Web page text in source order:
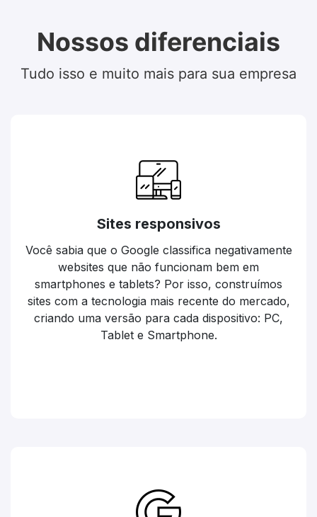
Nossos diferenciais
Tudo isso e muito mais para sua empresa
Sites responsivos
Você sabia que o Google classifica negativamente
websites que não funcionam bem em
smartphones e tablets? Por isso, construímos
sites com a tecnologia mais recente do mercado,
criando uma versão para cada dispositivo: PC,
Tablet e Smartphone.